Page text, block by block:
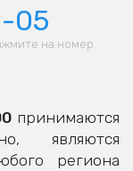
05
на номер
принимаются
являются
региона